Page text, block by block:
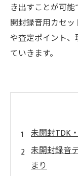
き出すことが可
開封録音用カセ
や査定ポイント
ていきます。
未開封TDK
未開封録音
まり